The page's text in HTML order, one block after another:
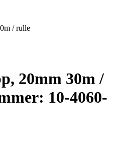
/ rulle
20mm 30m /
10-4060-